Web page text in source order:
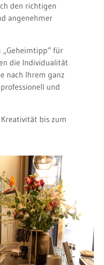
den richtigen
angenehmer
„Geheimtipp“ für
die Individualität
nach Ihrem ganz
und
bis zum